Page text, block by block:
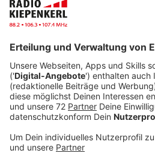
Anzeige
Booking.com ist sich der
warnt auf seiner Webseite
persönliche Daten
betont, dass Mitarbeiter
Informationen wie Passwörtern
Kreditkartennummern fragen
Warnecke vom deutschen
Problematik: "Im letzten Jahr